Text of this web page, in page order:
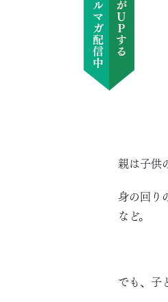
親は子供
身の回り
など。
でも、子